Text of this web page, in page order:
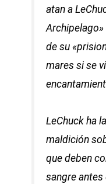
atan a
de su
mares si se
LeChuck ha
maldición
que deben
sangre antes